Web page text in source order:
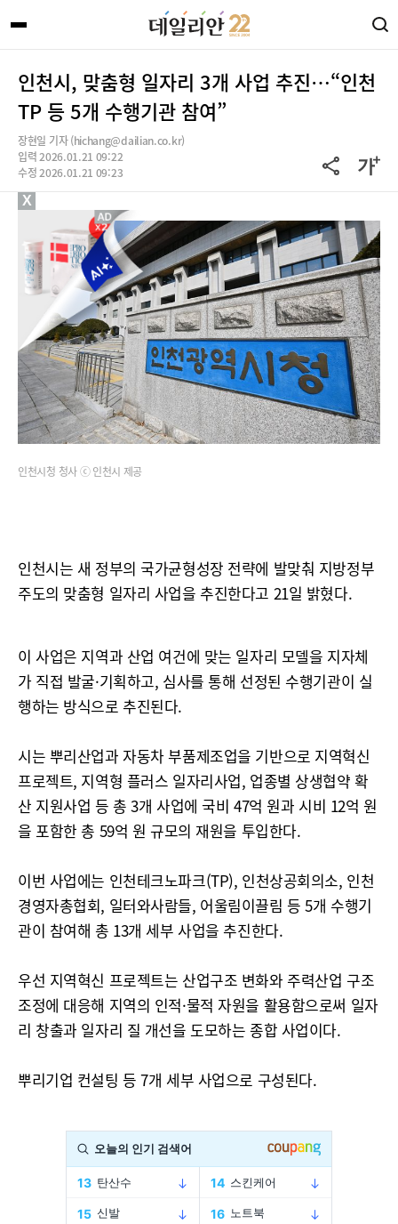
인천시, 맞춤형 일자리 3개 사업 추진…“인천
TP 등 5개 수행기관 참여”
장현일 기자 (hichang@dailian.co.kr)
입력 2026.01.21 09:22
수정 2026.01.21 09:23
인천시청 청사 ⓒ 인천시 제공
인천시는 새 정부의 국가균형성장 전략에 발맞춰 지방정부
주도의 맞춤형 일자리 사업을 추진한다고 21일 밝혔다.
이 사업은 지역과 산업 여건에 맞는 일자리 모델을 지자체
가 직접 발굴·기획하고, 심사를 통해 선정된 수행기관이 실
행하는 방식으로 추진된다.
시는 뿌리산업과 자동차 부품제조업을 기반으로 지역혁신
프로젝트, 지역형 플러스 일자리사업, 업종별 상생협약 확
산 지원사업 등 총 3개 사업에 국비 47억 원과 시비 12억 원
을 포함한 총 59억 원 규모의 재원을 투입한다.
이번 사업에는 인천테크노파크(TP), 인천상공회의소, 인천
경영자총협회, 일터와사람들, 어울림이끌림 등 5개 수행기
관이 참여해 총 13개 세부 사업을 추진한다.
우선 지역혁신 프로젝트는 산업구조 변화와 주력산업 구조
조정에 대응해 지역의 인적·물적 자원을 활용함으로써 일자
리 창출과 일자리 질 개선을 도모하는 종합 사업이다.
뿌리기업 컨설팅 등 7개 세부 사업으로 구성된다.
X